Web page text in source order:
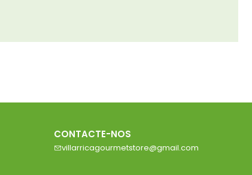
CONTACTE-NOS
villarricagourmetstore@gmail.com